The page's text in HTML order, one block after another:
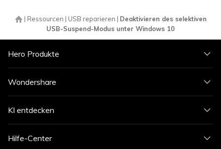
| Ressourcen | USB reparieren | Deaktivieren des selektiven
USB-Suspend-Modus unter Windows 10
Hero Produkte
Wondershare
KI entdecken
Hilfe-Center